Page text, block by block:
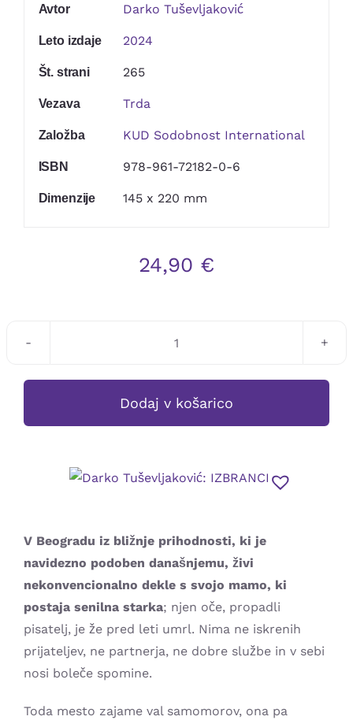
Avtor Darko Tuševljaković
Leto izdaje 2024
Št. strani 265
Vezava Trda
Založba KUD Sodobnost International
ISBN 978-961-72182-0-6
Dimenzije 145 x 220 mm
24,90 €
Darko
IZBRANCI
Dodaj v košarico
V Beogradu iz bližnje prihodnosti, ki je
navidezno podoben današnjemu, živi
nekonvencionalno dekle s svojo mamo, ki
postaja senilna starka; njen oče, propadli
pisatelj, je že pred leti umrl. Nima ne iskrenih
prijateljev, ne partnerja, ne dobre službe in v sebi
nosi boleče spomine.
Toda mesto zajame val samomorov, ona pa